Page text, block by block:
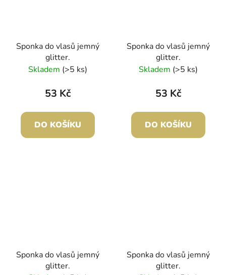
Sponka do vlasů jemný
glitter.
Skladem (>5 ks)
53 Kč
DO KOŠÍKU
Sponka do vlasů jemný
glitter.
Skladem (>5 ks)
53 Kč
DO KOŠÍKU
Sponka do vlasů jemný
glitter.
Sponka do vlasů jemný
glitter.